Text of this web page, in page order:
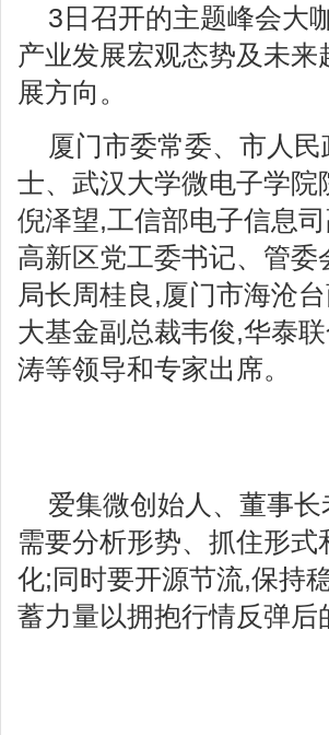
3日召开的主题峰会大
产业发展宏观态势及未
展方向。
厦门市委常委、市人
士、武汉大学微电子学
倪泽望,工信部电子信息
高新区党工委书记、管
局长周桂良,厦门市海沧
大基金副总裁韦俊,华泰
涛等领导和专家出席。
爱集微创始人、董事
需要分析形势、抓住形
化;同时要开源节流,保持
蓄力量以拥抱行情反弹后